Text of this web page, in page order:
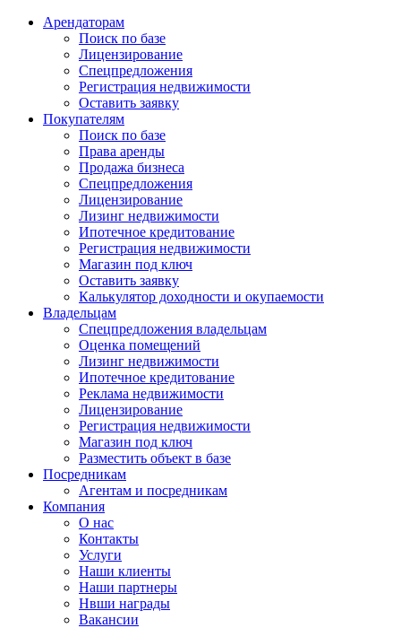
Арендаторам
Поиск по базе
Лицензирование
Спецпредложения
Регистрация недвижимости
Оставить заявку
Покупателям
Поиск по базе
Права аренды
Продажа бизнеса
Спецпредложения
Лицензирование
Лизинг недвижимости
Ипотечное кредитование
Регистрация недвижимости
Магазин под ключ
Оставить заявку
Калькулятор доходности и окупаемости
Владельцам
Спецпредложения владельцам
Оценка помещений
Лизинг недвижимости
Ипотечное кредитование
Реклама недвижимости
Лицензирование
Регистрация недвижимости
Магазин под ключ
Разместить объект в базе
Посредникам
Агентам и посредникам
Компания
О нас
Контакты
Услуги
Наши клиенты
Наши партнеры
Нвши награды
Вакансии